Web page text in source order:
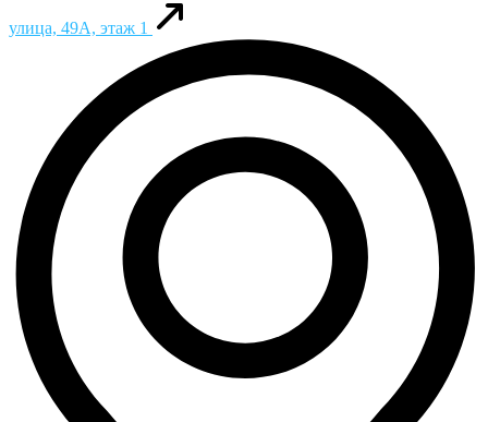
улица, 49А, этаж 1